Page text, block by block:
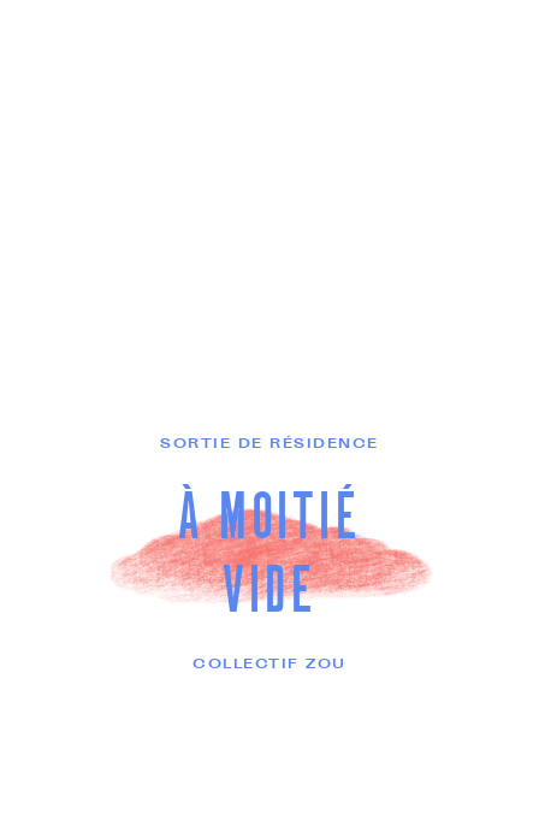
SORTIE DE RÉSIDENCE
À MOITIÉ
VIDE
COLLECTIF ZOU